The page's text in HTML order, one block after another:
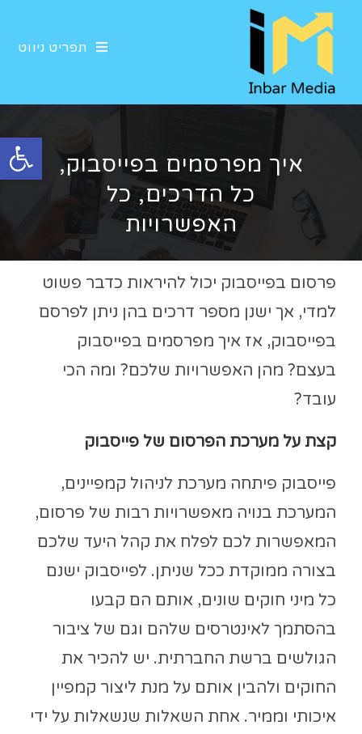
פתח סרגל נגישות
תפריט ניווט
איך מפרסמים בפייסבוק,
כל הדרכים, כל
האפשרויות
פרסום בפייסבוק יכול להיראות כדבר פשוט
למדי, אך ישנן מספר דרכים בהן ניתן לפרסם
בפייסבוק, אז איך מפרסמים בפייסבוק
בעצם? מהן האפשרויות שלכם? ומה הכי
עובד?
קצת על מערכת הפרסום של פייסבוק
פייסבוק פיתחה מערכת לניהול קמפיינים,
המערכת בנויה מאפשרויות רבות של פרסום,
המאפשרות לכם לפלח את קהל היעד שלכם
בצורה ממוקדת ככל שניתן. לפייסבוק ישנם
כל מיני חוקים שונים, אותם הם קבעו
בהסתמך לאינטרסים שלהם וגם של ציבור
הגולשים ברשת החברתית. יש להכיר את
החוקים ולהבין אותם על מנת ליצור קמפיין
איכותי וממיר. אחת השאלות שנשאלות על ידי